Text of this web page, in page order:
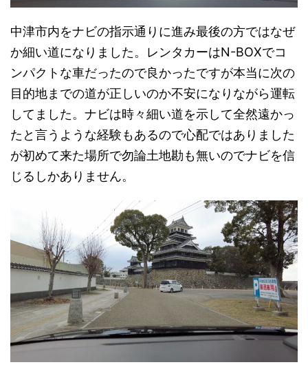
中津市内をナビの指示通りに進み最後の方ではなぜ
か細い道になりました。レンタカーはN-BOXでコ
ンパクトな車だったので良かったですが本当に次の
目的地までの道が正しいのか不安になりながら運転
してました。ナビは時々細い道を示して全然遠かっ
たと言うような経験もあるので心配ではありました
が初めて来た場所で勿論土地勘も無いのでナビを信
じるしかありません。